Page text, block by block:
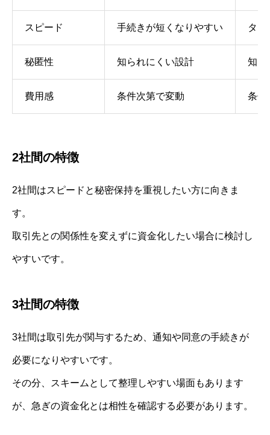
スピード 手続きが短くなりやすい タイ
秘匿性 知られにくい設計 知ら
費用感 条件次第で変動 条件
2社間の特徴
2社間はスピードと秘密保持を重視したい方に向きま
す。
取引先との関係性を変えずに資金化したい場合に検討し
やすいです。
3社間の特徴
3社間は取引先が関与するため、通知や同意の手続きが
必要になりやすいです。
その分、スキームとして整理しやすい場面もあります
が、急ぎの資金化とは相性を確認する必要があります。